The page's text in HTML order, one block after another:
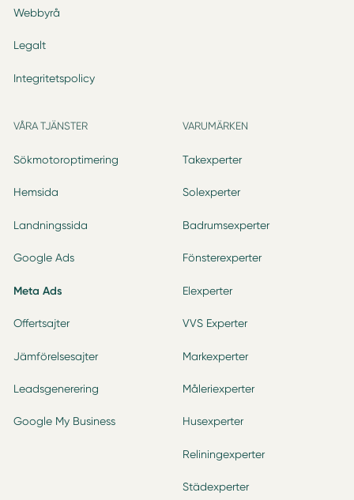
Webbyrå
Legalt
Integritetspolicy
VÅRA TJÄNSTER
Sökmotoroptimering
Hemsida
Landningssida
Google Ads
Meta Ads
Offertsajter
Jämförelsesajter
Leadsgenerering
Google My Business
VARUMÄRKEN
Takexperter
Solexperter
Badrumsexperter
Fönsterexperter
Elexperter
VVS Experter
Markexperter
Måleriexperter
Husexperter
Reliningexperter
Städexperter